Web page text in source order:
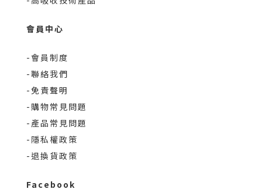
會員中心
-會員制度
-聯絡我們
-免責聲明
-購物常見問題
-產品常見問題
-隱私權政策
-退換貨政策
Facebook